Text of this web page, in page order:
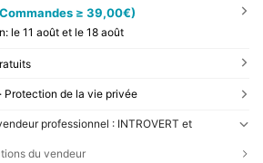
≥ 39,00€)
le 11 août et le 18 août
Protection de la vie privée
professionnel : INTROVERT et
du vendeur